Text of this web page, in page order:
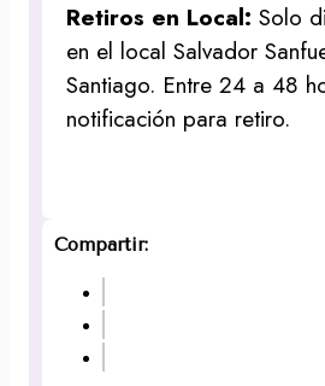
Retiros en Local:Solo
en el local Salvador
Santiago. Entre 24 a 48
notificación para retiro.
Compartir: